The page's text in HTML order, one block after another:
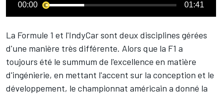
00:00 01:41
La Formule 1 et l'IndyCar sont deux disciplines gérées
d'une manière très différente. Alors que la F1 a
toujours été le summum de l'excellence en matière
d'ingénierie, en mettant l'accent sur la conception et le
développement, le championnat américain a donné la